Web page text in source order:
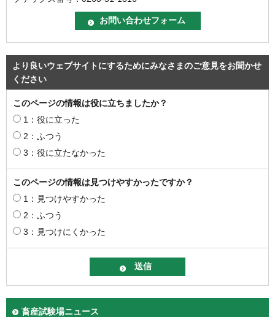
より良いウェブサイトにするためにみなさまのご意見をお聞かせ
ください
このページの情報は役に立ちましたか？
1：役に立った
2：ふつう
3：役に立たなかった
このページの情報は見つけやすかったですか？
1：見つけやすかった
2：ふつう
3：見つけにくかった
畜産試験場ニュース